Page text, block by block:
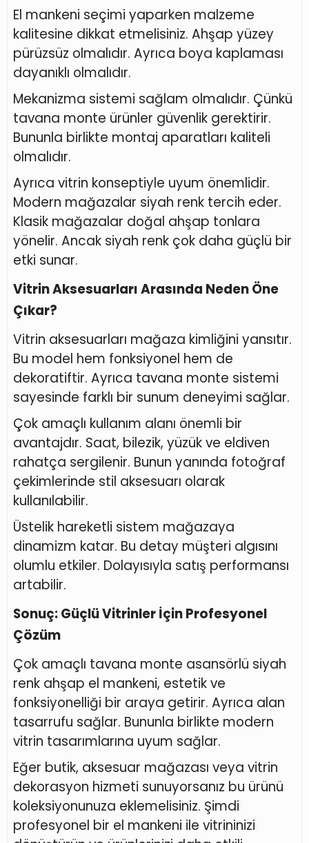
El mankeni seçimi yaparken malzeme
kalitesine dikkat etmelisiniz. Ahşap yüzey
pürüzsüz olmalıdır. Ayrıca boya kaplaması
dayanıklı olmalıdır.
Mekanizma sistemi sağlam olmalıdır. Çünkü
tavana monte ürünler güvenlik gerektirir.
Bununla birlikte montaj aparatları kaliteli
olmalıdır.
Ayrıca vitrin konseptiyle uyum önemlidir.
Modern mağazalar siyah renk tercih eder.
Klasik mağazalar doğal ahşap tonlara
yönelir. Ancak siyah renk çok daha güçlü bir
etki sunar.
Vitrin Aksesuarları Arasında Neden Öne
Çıkar?
Vitrin aksesuarları mağaza kimliğini yansıtır.
Bu model hem fonksiyonel hem de
dekoratiftir. Ayrıca tavana monte sistemi
sayesinde farklı bir sunum deneyimi sağlar.
Çok amaçlı kullanım alanı önemli bir
avantajdır. Saat, bilezik, yüzük ve eldiven
rahatça sergilenir. Bunun yanında fotoğraf
çekimlerinde stil aksesuarı olarak
kullanılabilir.
Üstelik hareketli sistem mağazaya
dinamizm katar. Bu detay müşteri algısını
olumlu etkiler. Dolayısıyla satış performansı
artabilir.
Sonuç: Güçlü Vitrinler İçin Profesyonel
Çözüm
Çok amaçlı tavana monte asansörlü siyah
renk ahşap el mankeni, estetik ve
fonksiyonelliği bir araya getirir. Ayrıca alan
tasarrufu sağlar. Bununla birlikte modern
vitrin tasarımlarına uyum sağlar.
Eğer butik, aksesuar mağazası veya vitrin
dekorasyon hizmeti sunuyorsanız bu ürünü
koleksiyonunuza eklemelisiniz. Şimdi
profesyonel bir el mankeni ile vitrininizi